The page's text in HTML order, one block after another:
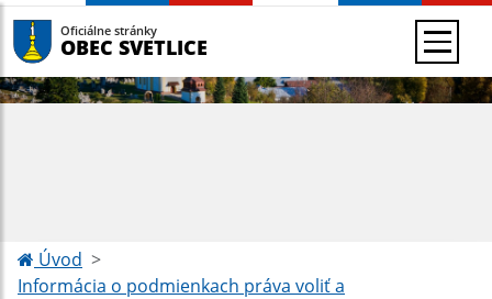
Oficiálne stránky
OBEC SVETLICE
Úvod
Informácia o podmienkach práva voliť a